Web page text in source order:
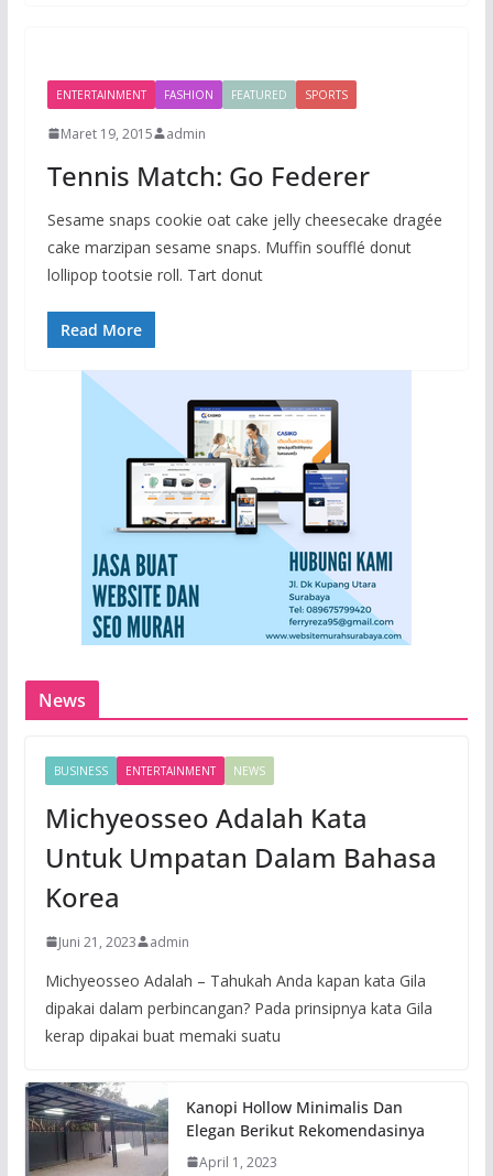
ENTERTAINMENT FASHION FEATURED SPORTS
Maret 19, 2015 admin
Tennis Match: Go Federer
Sesame snaps cookie oat cake jelly cheesecake dragée
cake marzipan sesame snaps. Muffin soufflé donut
lollipop tootsie roll. Tart donut
Read More
News
BUSINESS ENTERTAINMENT NEWS
Michyeosseo Adalah Kata
Untuk Umpatan Dalam Bahasa
Korea
Juni 21, 2023 admin
Michyeosseo Adalah – Tahukah Anda kapan kata Gila
dipakai dalam perbincangan? Pada prinsipnya kata Gila
kerap dipakai buat memaki suatu
Kanopi Hollow Minimalis Dan
Elegan Berikut Rekomendasinya
April 1, 2023